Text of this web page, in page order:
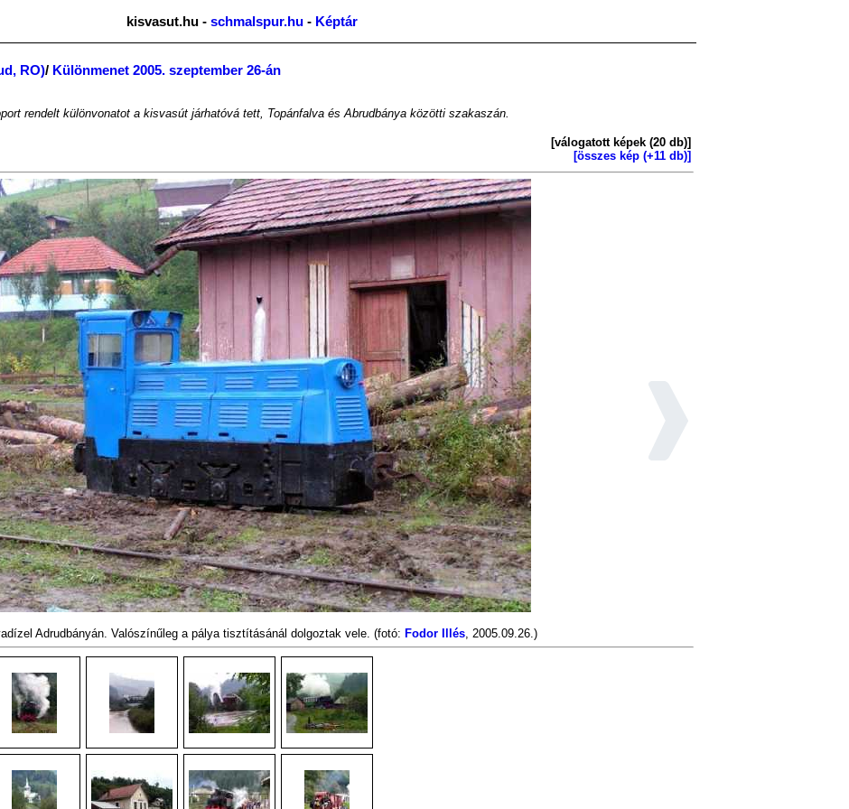
kisvasut.hu - schmalspur.hu - Képtár
RO)/ Különmenet 2005. szeptember 26-án
rendelt különvonatot a kisvasút járhatóvá tett, Topánfalva és Abrudbánya közötti szakaszán.
[válogatott képek (20 db)]
[összes kép (+11 db)]
Adrudbányán. Valószínűleg a pálya tisztításánál dolgoztak vele. (fotó: Fodor Illés, 2005.09.26.)